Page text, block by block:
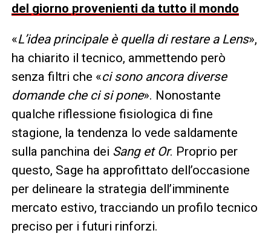
del giorno provenienti da tutto il mondo
«L’idea principale è quella di restare a Lens»,
ha chiarito il tecnico, ammettendo però
senza filtri che «ci sono ancora diverse
domande che ci si pone». Nonostante
qualche riflessione fisiologica di fine
stagione, la tendenza lo vede saldamente
sulla panchina dei Sang et Or. Proprio per
questo, Sage ha approfittato dell’occasione
per delineare la strategia dell’imminente
mercato estivo, tracciando un profilo tecnico
preciso per i futuri rinforzi.